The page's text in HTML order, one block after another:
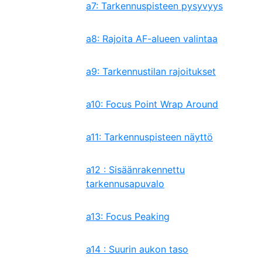
a7: Tarkennuspisteen pysyvyys
a8: Rajoita AF-alueen valintaa
a9: Tarkennustilan rajoitukset
a10: Focus Point Wrap Around
a11: Tarkennuspisteen näyttö
a12 : Sisäänrakennettu
tarkennusapuvalo
a13: Focus Peaking
a14 : Suurin aukon taso